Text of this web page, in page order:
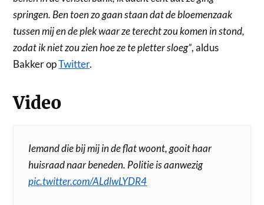
springen. Ben toen zo gaan staan dat de bloemenzaak
tussen mij en de plek waar ze terecht zou komen in stond,
zodat ik niet zou zien hoe ze te pletter sloeg”, aldus
Bakker opTwitter.
Video
Iemand die bij mij in de flat woont, gooit haar
huisraad naar beneden. Politie is aanwezig
pic.twitter.com/ALdlwLYDR4